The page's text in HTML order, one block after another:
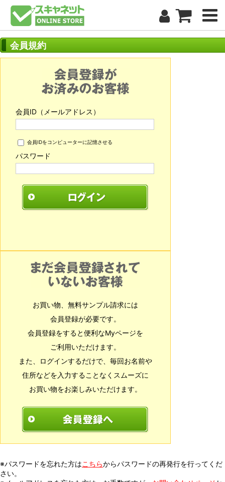
会員規約
会員ID（メールアドレス）
会員IDをコンピューターに記憶させる
パスワード
お買い物、無料サンプル請求には
会員登録が必要です。
会員登録をすると便利なMyページを
ご利用いただけます。
また、ログインするだけで、毎回お名前や
住所などを入力することなくスムーズに
お買い物をお楽しみいただけます。
※パスワードを忘れた方はこちらからパスワードの再発行を行ってくだ
さい。